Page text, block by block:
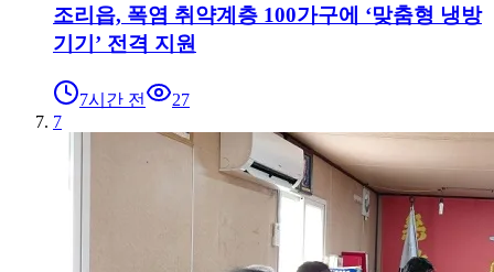
조리읍, 폭염 취약계층 100가구에 ‘맞춤형 냉방
기기’ 전격 지원
7시간 전
27
7